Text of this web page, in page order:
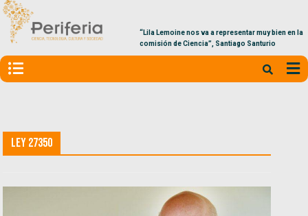
“Lila Lemoine nos va a representar muy bien en la
comisión de Ciencia”, Santiago Santurio
Ley 27350